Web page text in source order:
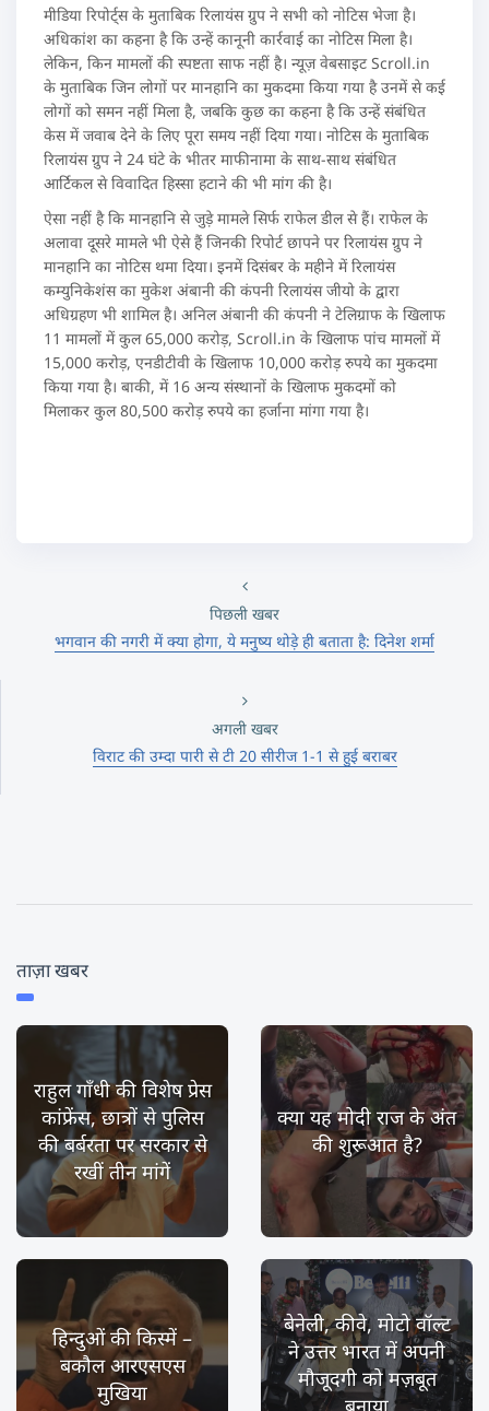
मीडिया रिपोर्ट्स के मुताबिक रिलायंस ग्रुप ने सभी को नोटिस भेजा है।
अधिकांश का कहना है कि उन्हें कानूनी कार्रवाई का नोटिस मिला है।
लेकिन, किन मामलों की स्पष्टता साफ नहीं है। न्यूज़ वेबसाइट Scroll.in
के मुताबिक जिन लोगों पर मानहानि का मुकदमा किया गया है उनमें से कई
लोगों को समन नहीं मिला है, जबकि कुछ का कहना है कि उन्हें संबंधित
केस में जवाब देने के लिए पूरा समय नहीं दिया गया। नोटिस के मुताबिक
रिलायंस ग्रुप ने 24 घंटे के भीतर माफीनामा के साथ-साथ संबंधित
आर्टिकल से विवादित हिस्सा हटाने की भी मांग की है।
ऐसा नहीं है कि मानहानि से जुड़े मामले सिर्फ राफेल डील से हैं। राफेल के
अलावा दूसरे मामले भी ऐसे हैं जिनकी रिपोर्ट छापने पर रिलायंस ग्रुप ने
मानहानि का नोटिस थमा दिया। इनमें दिसंबर के महीने में रिलायंस
कम्युनिकेशंस का मुकेश अंबानी की कंपनी रिलायंस जीयो के द्वारा
अधिग्रहण भी शामिल है। अनिल अंबानी की कंपनी ने टेलिग्राफ के खिलाफ
11 मामलों में कुल 65,000 करोड़, Scroll.in के खिलाफ पांच मामलों में
15,000 करोड़, एनडीटीवी के खिलाफ 10,000 करोड़ रुपये का मुकदमा
किया गया है। बाकी, में 16 अन्य संस्थानों के खिलाफ मुकदमों को
मिलाकर कुल 80,500 करोड़ रुपये का हर्जाना मांगा गया है।
पिछली खबर
भगवान की नगरी में क्या होगा, ये मनुष्य थोड़े ही बताता है: दिनेश शर्मा
अगली खबर
विराट की उम्दा पारी से टी 20 सीरीज 1-1 से हुई बराबर
ताज़ा खबर
राहुल गाँधी की विशेष प्रेस
कांफ्रेंस, छात्रों से पुलिस
की बर्बरता पर सरकार से
रखीं तीन मांगें
क्या यह मोदी राज के अंत
की शुरूआत है?
हिन्दुओं की किस्में –
बकौल आरएसएस
मुखिया
बेनेली, कीवे, मोटो वॉल्ट
ने उत्तर भारत में अपनी
मौजूदगी को मज़बूत
बनाया